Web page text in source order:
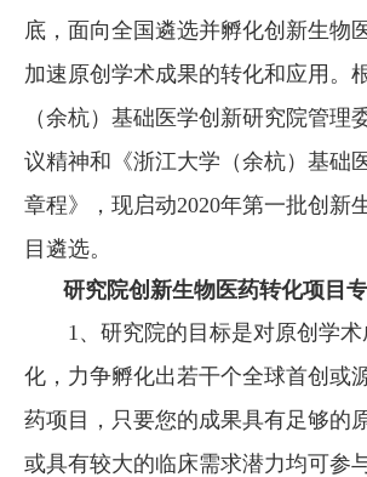
底，面向全国遴选并孵化创新生物
加速原创学术成果的转化和应用。
（余杭）基础医学创新研究院管理
议精神和《浙江大学（余杭）基础
章程》，现启动2020年第一批创新
目遴选。
研究院创新生物医药转化项目
1、研究院的目标是对原创学
化，力争孵化出若干个全球首创或
药项目，只要您的成果具有足够的
或具有较大的临床需求潜力均可参